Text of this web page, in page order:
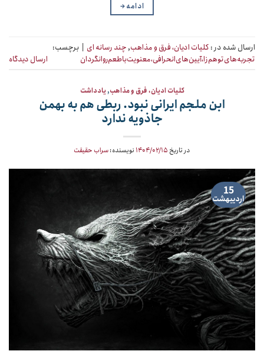
ادامه→
ارسال شده در : کلیات ادیان، فرق و مذاهب, چند رسانه ای | برچسب:
تجربه‌های‌توهم‌زا،آیین‌های‌انحرافی،معنویت‌با‌طعم‌روانگردان
ارسال دیدگاه
کلیات ادیان، فرق و مذاهب,یادداشت
ابن ملجم ایرانی نبود. ربطی هم به بهمن
جاذویه ندارد
در تاریخ ۱۴۰۴/۰۲/۱۵ نویسنده:سراب حقیقت
15
اردیبهشت